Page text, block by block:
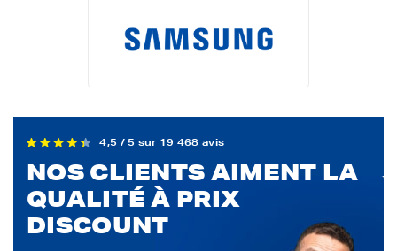
4,5 / 5 sur 19 468 avis
NOS CLIENTS AIMENT LA
QUALITÉ À PRIX
DISCOUNT